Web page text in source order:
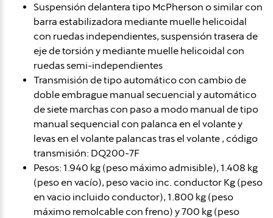
Suspensión delantera tipo McPherson o similar con
barra estabilizadora mediante muelle helicoidal
con ruedas independientes, suspensión trasera de
eje de torsión y mediante muelle helicoidal con
ruedas semi-independientes
Transmisión de tipo automático con cambio de
doble embrague manual secuencial y automático
de siete marchas con paso a modo manual de tipo
manual sequencial con palanca en el volante y
levas en el volante palancas tras el volante , código
transmisión: DQ200-7F
Pesos: 1.940 kg (peso máximo admisible), 1.408 kg
(peso en vacío), peso vacio inc. conductor Kg (peso
en vacio incluido conductor), 1.800 kg (peso
máximo remolcable con freno) y 700 kg (peso